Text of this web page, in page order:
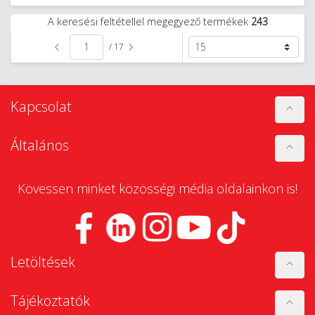
A keresési feltétellel megegyező termékek 243
/ 17
Kapcsolat
Általános
Kövessen minket közösségi média oldalainkon is!
Letöltések
Tájékoztatók